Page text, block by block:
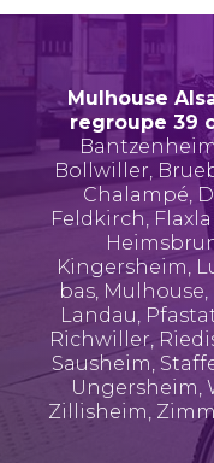
Mulhouse
regroupe 39
Bantzenheim
Bollwiller,
Chalampé,
Feldkirch,
Kingersheim,
bas, Mulhouse,
Landau,
Richwiller,
Sausheim,
Ungersheim,
Zillisheim,